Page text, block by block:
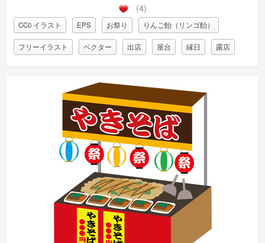
(4)
CC0 イラスト EPS お祭り りんご飴（リンゴ飴）
フリーイラスト ベクター 出店 屋台 縁日 露店